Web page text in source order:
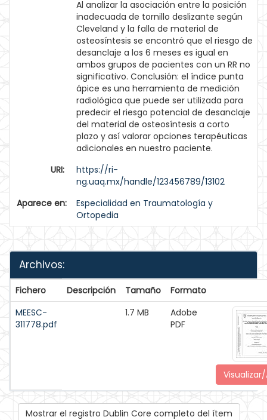
Al analizar la asociación entre la posición
inadecuada de tornillo deslizante según
Cleveland y la falla de material de
osteosíntesis se encontró que el riesgo de
desanclaje a los 6 meses es igual en
ambos grupos de pacientes con un RR no
significativo. Conclusión: el índice punta
ápice es una herramienta de medición
radiológica que puede ser utilizada para
predecir el riesgo potencial de desanclaje
del material de osteosíntesis a corto
plazo y así valorar opciones terapéuticas
adicionales en nuestro paciente.
URI:
https://ri-
ng.uaq.mx/handle/123456789/13102
Aparece en:
Especialidad en Traumatología y
Ortopedia
Archivos:
Fichero Descripción Tamaño
Formato
MEESC-
311778.pdf
1.7 MB
Adobe
PDF
Mostrar el registro Dublin Core completo del ítem